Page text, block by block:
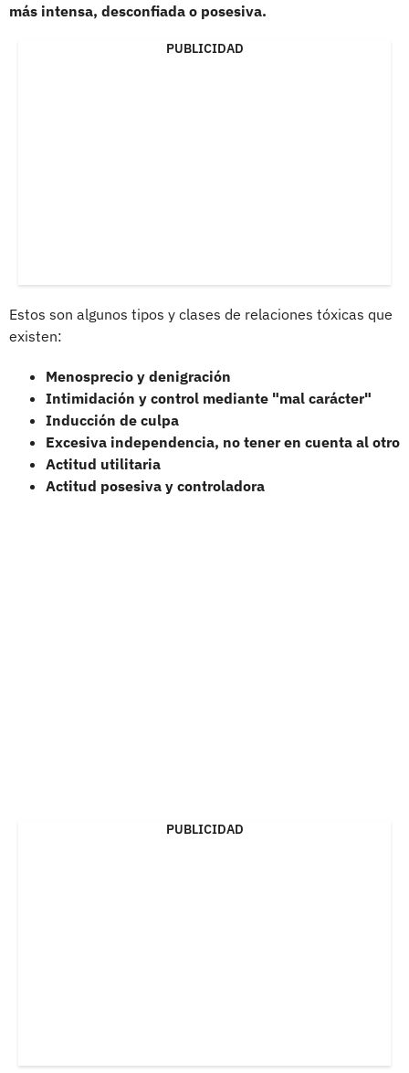
más intensa, desconfiada o posesiva.
PUBLICIDAD
Estos son algunos tipos y clases de relaciones tóxicas que
existen:
Menosprecio y denigración
Intimidación y control mediante "mal carácter"
Inducción de culpa
Excesiva independencia, no tener en cuenta al otro
Actitud utilitaria
Actitud posesiva y controladora
PUBLICIDAD